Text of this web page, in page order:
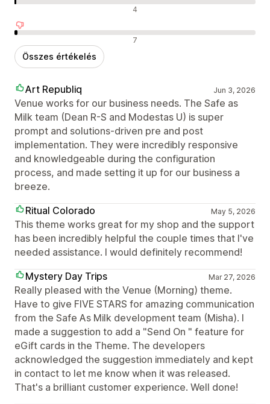
Semleges értékelések 4
Negatív értékelések 7
Összes értékelés
Art Republiq Jun 3, 2026
Venue works for our business needs. The Safe as
Milk team (Dean R-S and Modestas U) is super
prompt and solutions-driven pre and post
implementation. They were incredibly responsive
and knowledgeable during the configuration
process, and made setting it up for our business a
breeze.
Ritual Colorado
May 5, 2026
This theme works great for my shop and the support
has been incredibly helpful the couple times that I've
needed assistance. I would definitely recommend!
Mystery Day Trips
Mar 27, 2026
Really pleased with the Venue (Morning) theme.
Have to give FIVE STARS for amazing communication
from the Safe As Milk development team (Misha). I
made a suggestion to add a "Send On " feature for
eGift cards in the Theme. The developers
acknowledged the suggestion immediately and kept
in contact to let me know when it was released.
That's a brilliant customer experience. Well done!